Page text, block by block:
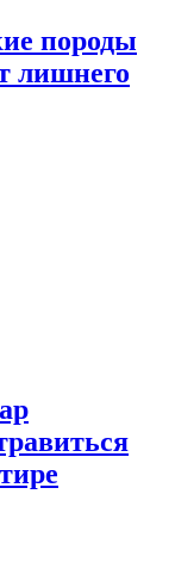
породы
лишнего